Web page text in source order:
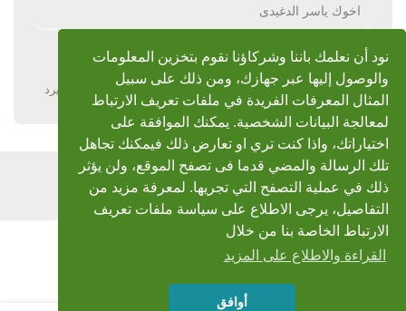
نود أن نعلمك باننا وشركاؤنا نقوم بتخزين المعلومات
والوصول إليها عبر جهازك، ومن ذلك على سبيل
المثال المعرفات الفريدة في ملفات تعريف الارتباط
لمعالجة البيانات الشخصية. يمكنك الموافقة على
اختياراتك، واذا كنت تري او تعارض ذلك فيمكنك تجاهل
تلك الرسالة والمضي قدما فى تصفح الموقع، ولن يؤثر
ذلك في عملية التصفح التي تجريها. لمعرفة مزيد من
التفاصيل، يرجى الاطلاع على سياسة ملفات تعريف
الارتباط الخاصة بنا من خلال
القراءة والاطلاع على المزيد
أوافق
اخوك ياسر الدغيدى
آمين
يرد
اضف رد